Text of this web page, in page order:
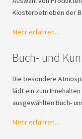
Klosterbetrieben der
Mehr erfahren...
Buch- und
Die besondere
lädt ein zum
ausgewählten Buch-
Mehr erfahren...